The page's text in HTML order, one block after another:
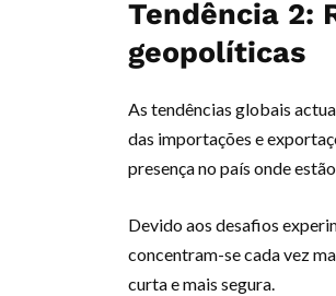
Tendência 2:
geopolíticas
As tendências globais
das importações e
presença no país onde
Devido aos desafios
concentram-se cada vez
curta e mais segura.